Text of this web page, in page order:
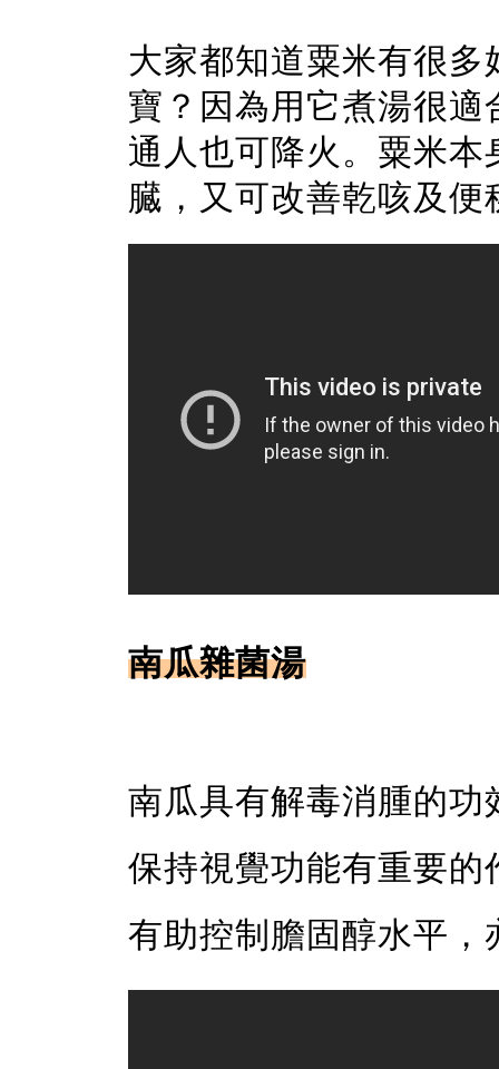
大家都知道粟米有很
寶？因為用它煮湯很
通人也可降火。粟米
臓，又可改善乾咳及便
南瓜雜菌湯
南瓜具有解毒消腫的
保持視覺功能有重要
有助控制膽固醇水平